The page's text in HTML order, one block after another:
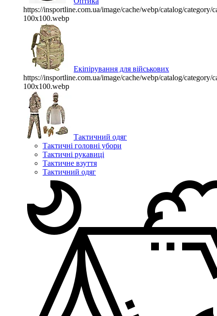
https://insportline.com.ua/image/cache/webp/catalog/category/
100x100.webp
Екіпірування для військових
https://insportline.com.ua/image/cache/webp/catalog/category/
100x100.webp
Тактичний одяг
Тактичні головні убори
Тактичні рукавиці
Тактичне взуття
Тактичний одяг